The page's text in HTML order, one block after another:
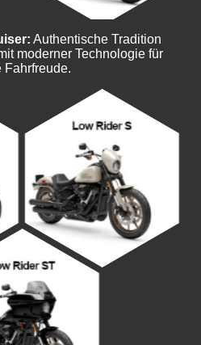
Authentische Tradition
moderner Technologie für
Fahrfreude.